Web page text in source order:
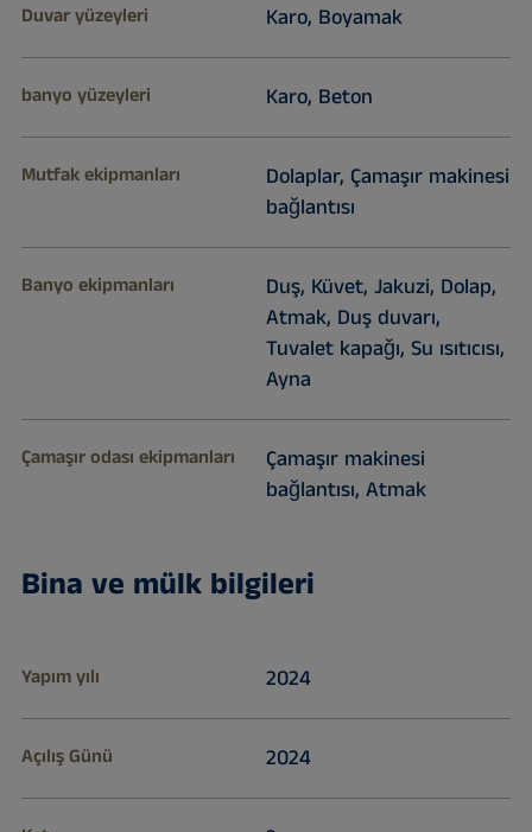
Duvar yüzeyleri Karo, Boyamak
banyo yüzeyleri Karo, Beton
Mutfak ekipmanları
Dolaplar, Çamaşır makinesi
bağlantısı
Banyo ekipmanları
Duş, Küvet, Jakuzi, Dolap,
Atmak, Duş duvarı,
Tuvalet kapağı, Su ısıtıcısı,
Ayna
Çamaşır odası ekipmanları
Çamaşır makinesi
bağlantısı, Atmak
Bina ve mülk bilgileri
Yapım yılı 2024
Açılış Günü 2024